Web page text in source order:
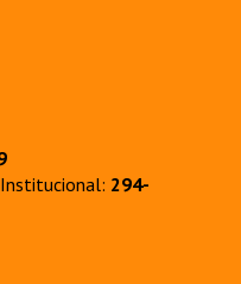
294-